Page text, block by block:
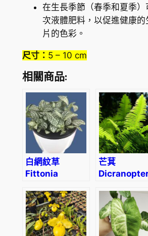
在生長季節（春季和夏季
次液體肥料，以促進健康的
片的色彩。
尺寸： 5 – 10 cm
相關商品:
白網紋草
Fittonia
芒萁
(Thunb.)
Berhn.